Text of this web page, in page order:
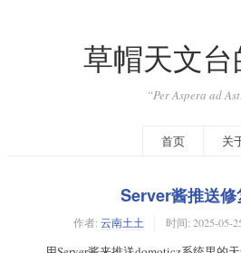
草帽天文台
“Per Aspera ad
首页 关
Server酱推送修
作者: 云南土土 时间: 2025-05-